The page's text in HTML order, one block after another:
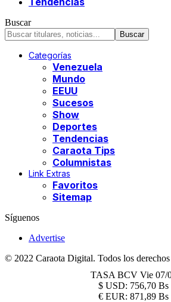
Buscar
Categorías
Venezuela
Mundo
EEUU
Sucesos
Show
Deportes
Tendencias
Caraota Tips
Columnistas
Link Extras
Favoritos
Sitemap
Síguenos
Advertise
© 2022 Caraota Digital. Todos los derechos
TASA BCV Vie 07/
$ USD: 756,70 Bs
€ EUR: 871,89 Bs